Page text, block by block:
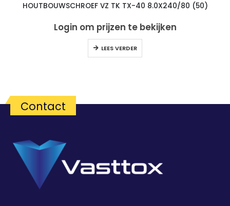
HOUTBOUWSCHROEF VZ TK TX-40 8.0X240/80 (50)
Login om prijzen te bekijken
LEES VERDER
Contact